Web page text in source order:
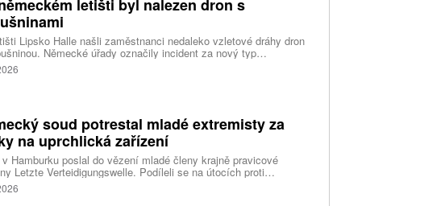
letišti byl nalezen dron s
Lipsko Halle našli zaměstnanci nedaleko vzletové dráhy dron
Německé úřady označily incident za nový typ
hrozby a zahájily protiteroristické vyšetřování. Během
navíc nákladní letadlo narazilo do dosud neznámého objektu.
soud potrestal mladé extremisty za
na uprchlická zařízení
Hamburku poslal do vězení mladé členy krajně pravicové
Letzte Verteidigungswelle. Podíleli se na útocích proti
zařízením a levicovým institucím. Tresty dosahují až pěti